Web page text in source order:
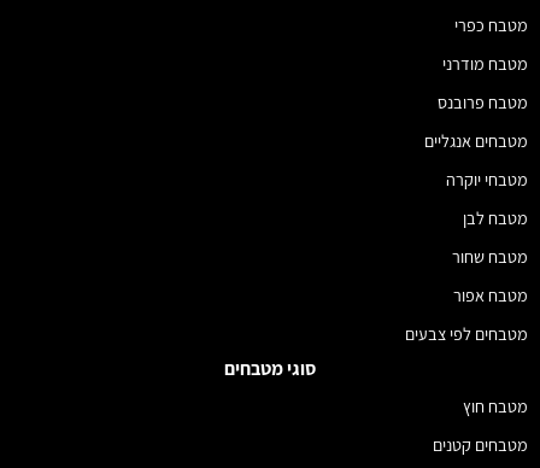
מטבח כפרי
מטבח מודרני
מטבח פרובנס
מטבחים אנגליים
מטבחי יוקרה
מטבח לבן
מטבח שחור
מטבח אפור
מטבחים לפי צבעים
סוגי מטבחים
מטבח חוץ
מטבחים קטנים